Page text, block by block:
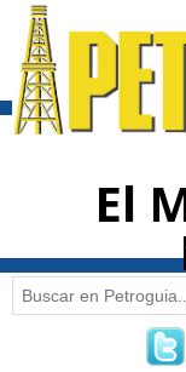
El
Buscar